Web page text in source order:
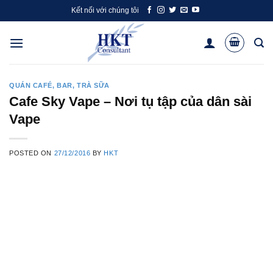
to
content
Kết nối với chúng tôi
QUÁN CAFÉ, BAR, TRÀ SỮA
Cafe Sky Vape – Nơi tụ tập của dân sài
Vape
POSTED ON 27/12/2016 BY HKT